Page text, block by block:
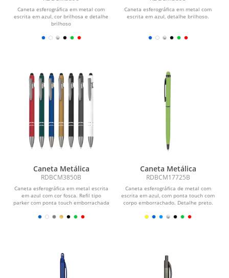
Caneta esferográfica em metal com
escrita em azul, cor brilhosa e detalhe
brilhoso
Caneta esferográfica em metal com
escrita em azul, detalhe brilhoso.
Caneta Metálica
RDBCM3850B
Caneta esferográfica em metal escrita
em azul com cor fosca. Refil tipo
parker com ponta touch emborrachada
Caneta Metálica
RDBCM17725B
Caneta esferográfica de metal com
escrita em azul, com ponta touch com
corpo emborrachado. Detalhe preto.